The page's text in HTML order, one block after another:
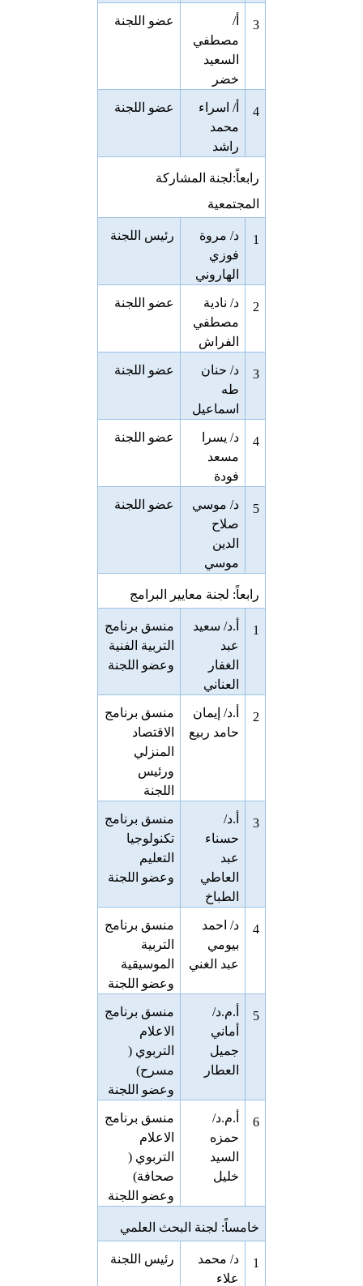
3
أ/
مصطفي
السعيد
خضر
عضو اللجنة
4
أ/ اسراء
محمد
راشد
عضو اللجنة
رابعاً:لجنة المشاركة
المجتمعية
1
د/ مروة
فوزي
الهاروني
رئيس اللجنة
2
د/ نادية
مصطفي
الفراش
عضو اللجنة
3
د/ حنان
طه
اسماعيل
عضو اللجنة
4
د/ يسرا
مسعد
فودة
عضو اللجنة
5
د/ موسي
صلاح
الدين
موسي
عضو اللجنة
رابعاً: لجنة معايير البرامج
1
أ.د/ سعيد
عبد
الغفار
العناني
منسق برنامج
التربية الفنية
وعضو اللجنة
2
أ.د/ إيمان
حامد ربيع
منسق برنامج
الاقتصاد
المنزلي
ورئيس
اللجنة
3
أ.د/
حسناء
عبد
العاطي
الطباخ
منسق برنامج
تكنولوجيا
التعليم
وعضو اللجنة
4
د/ احمد
بيومي
عبد الغني
منسق برنامج
التربية
الموسيقية
وعضو اللجنة
5
أ.م.د/
أماني
جميل
العطار
منسق برنامج
الاعلام
التربوي (
مسرح)
وعضو اللجنة
6
أ.م.د/
حمزه
السيد
خليل
منسق برنامج
الاعلام
التربوي (
صحافة)
وعضو اللجنة
خامساً: لجنة البحث العلمي
1
د/ محمد
علاء
رئيس اللجنة